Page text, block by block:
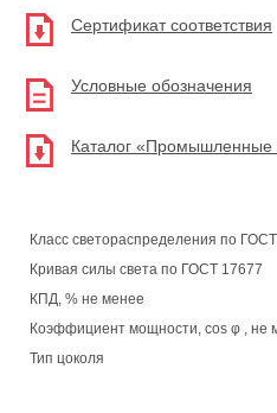
Сертификат соответствия
Условные обозначения
Каталог «Промышленные
Класс светораспределения по
Кривая силы света по ГОСТ 17677
КПД, % не менее
Коэффициент мощности, cos φ , не
Тип цоколя